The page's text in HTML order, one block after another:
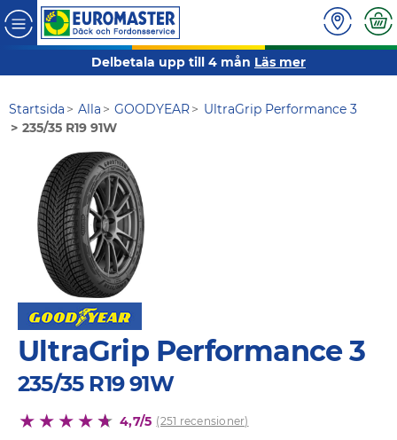
Delbetala upp till 4 mån Läs mer
Startsida Alla GOODYEAR
UltraGrip Performance 3
235/35 R19 91W
UltraGrip Performance 3
235/35 R19 91W
4,7/5 (251 recensioner)